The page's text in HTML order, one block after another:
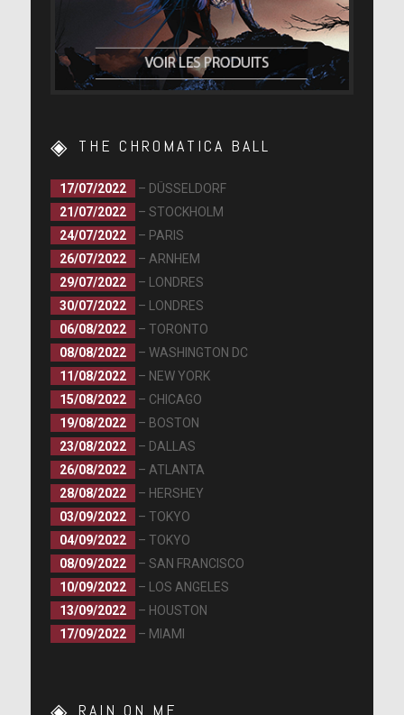
THE CHROMATICA BALL
17/07/2022
– DÜSSELDORF
21/07/2022
– STOCKHOLM
24/07/2022
– PARIS
26/07/2022
– ARNHEM
29/07/2022
– LONDRES
30/07/2022
– LONDRES
06/08/2022
– TORONTO
08/08/2022
– WASHINGTON DC
11/08/2022
– NEW YORK
15/08/2022
– CHICAGO
19/08/2022
– BOSTON
23/08/2022
– DALLAS
26/08/2022
– ATLANTA
28/08/2022
– HERSHEY
03/09/2022
– TOKYO
04/09/2022
– TOKYO
08/09/2022
– SAN FRANCISCO
10/09/2022
– LOS ANGELES
13/09/2022
– HOUSTON
17/09/2022
– MIAMI
RAIN ON ME